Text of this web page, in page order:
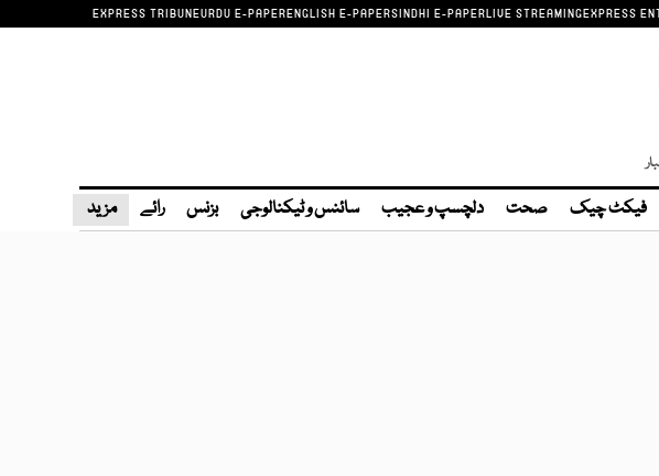
EXPRESS TRIBUNEURDU E-PAPERENGLISH E-PAPERSINDHI E-PAPERLIVE STREAMINGEXPRESS
فیکٹ چیک صحت دلچسپ و عجیب سائنس و ٹیکنالوجی بزنس رائے مزید